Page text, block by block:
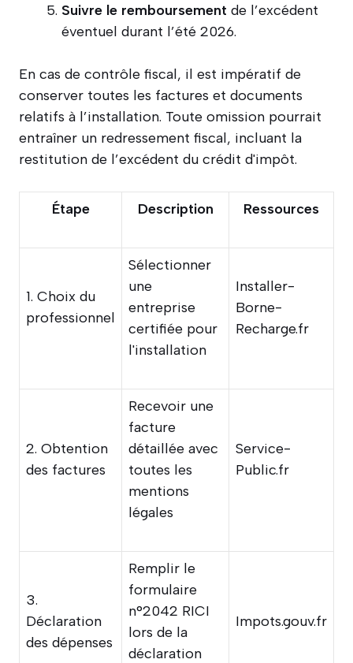
Suivre le remboursement de l’excédent
éventuel durant l’été 2026.
En cas de contrôle fiscal, il est impératif de
conserver toutes les factures et documents
relatifs à l’installation. Toute omission pourrait
entraîner un redressement fiscal, incluant la
restitution de l’excédent du crédit d'impôt.
Étape Description Ressources
1. Choix du
professionnel
Sélectionner
une
entreprise
certifiée pour
l'installation
Installer-
Borne-
Recharge.fr
2. Obtention
des factures
Recevoir une
facture
détaillée avec
toutes les
mentions
légales
Service-
Public.fr
3.
Déclaration
des dépenses
Remplir le
formulaire
n°2042 RICI
lors de la
déclaration
Impots.gouv.fr